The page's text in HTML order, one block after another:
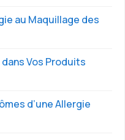
au Maquillage des
Vos Produits
d’une Allergie